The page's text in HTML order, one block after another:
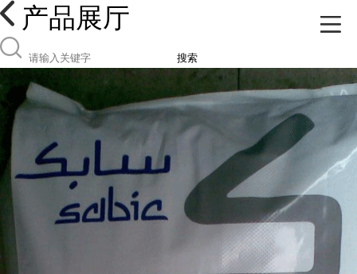
产品展厅
搜索